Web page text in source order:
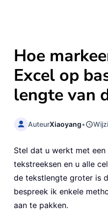
Hoe
Excel op
lengte van
AuteurXiaoyang•
Stel dat u werkt met
tekstreeksen en u alle
de tekstlengte groter is
bespreek ik enkele
aan te pakken.